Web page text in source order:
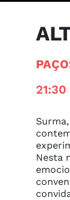
21:30
Nesta